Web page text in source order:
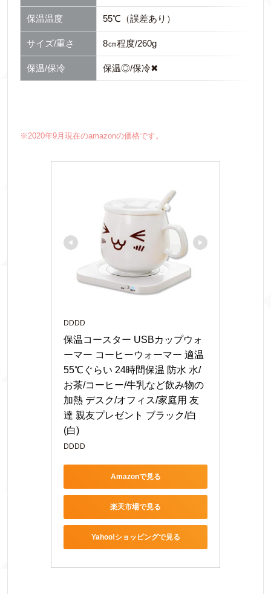
保温温度 55℃（誤差あり）
サイズ/重さ 8㎝程度/260g
保温/保冷 保温◎/保冷✖
※2020年9月現在のamazonの価格です。
DDDD
保温コースター USBカップウォ
ーマー コーヒーウォーマー 適温
55℃ぐらい 24時間保温 防水 水/
お茶/コーヒー/牛乳など飲み物の
加熱 デスク/オフィス/家庭用 友
達 親友プレゼント ブラック/白
(白)
DDDD
Amazonで見る
楽天市場で見る
Yahoo!ショッピングで見る